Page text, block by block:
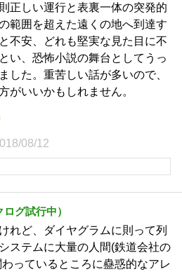
正しい運行と表裏一体の突発的
範囲を超えた遠くの地へ到達す
不安、どれも堅実な見た目に不
い、恐怖小説の舞台としてうっ
した。重苦しい話が多いので、
がいいかもしれません。
08/12
グ試行中）
れど、ダイヤグラムに則って列
ステムに大量の人間(鉄道会社の
っているところに蠱惑的なアレ